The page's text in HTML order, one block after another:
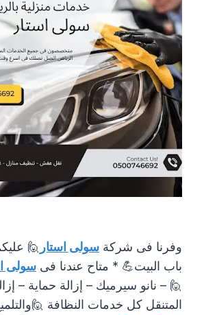
وفرنا فى شركةسولى استار 🙋
باب البيت💪 * متاح عندنا فىسولى
🙋 – نانو سيرميك – إزالة حماية –
المتنقل كل خدمات النظافة 🙋